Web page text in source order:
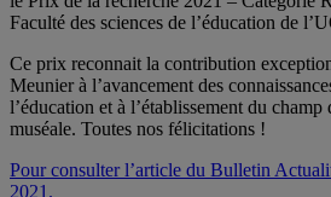
Faculté des sciences de l’éducation de
Ce prix reconnait la contribution
Meunier à l’avancement des
l’éducation et à l’établissement du champ
muséale. Toutes nos félicitations !
Pour consulter l’article du Bulletin
2021.